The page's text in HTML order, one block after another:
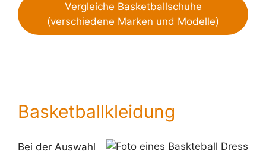
Vergleiche Basketballschuhe
(verschiedene Marken und Modelle)
Basketballkleidung
Bei der Auswahl